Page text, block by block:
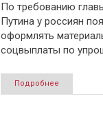
По требованию
Путина у россиян
оформлять
соцвыплаты по
Подробнее